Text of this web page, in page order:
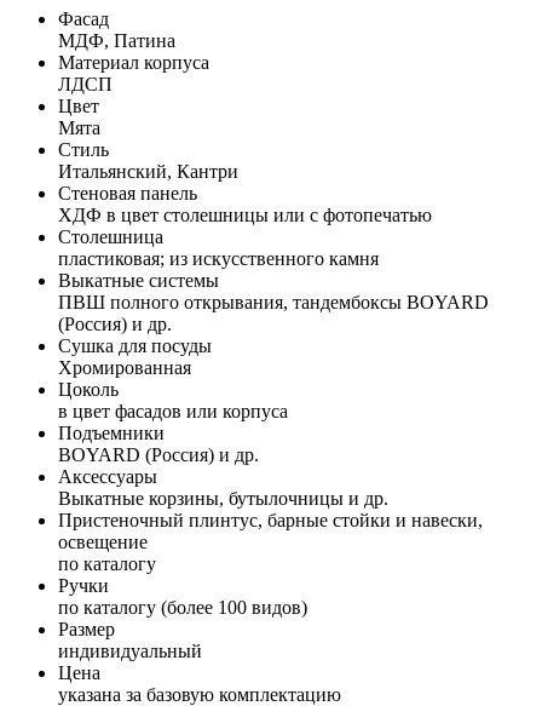
Фасад
МДФ, Патина
Материал корпуса
ЛДСП
Цвет
Мята
Стиль
Итальянский, Кантри
Стеновая панель
ХДФ в цвет столешницы или с фотопечатью
Столешница
пластиковая; из искусственного камня
Выкатные системы
ПВШ полного открывания, тандембоксы BOYARD
(Россия) и др.
Сушка для посуды
Хромированная
Цоколь
в цвет фасадов или корпуса
Подъемники
BOYARD (Россия) и др.
Аксессуары
Выкатные корзины, бутылочницы и др.
Пристеночный плинтус, барные стойки и навески,
освещение
по каталогу
Ручки
по каталогу (более 100 видов)
Размер
индивидуальный
Цена
указана за базовую комплектацию